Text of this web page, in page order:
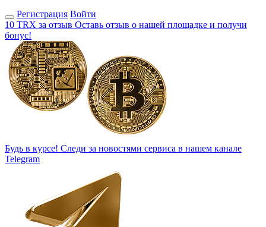
Регистрация Войти
10 TRX за отзыв Оставь отзыв о нашей площадке и получи
бонус!
Будь в курсе! Следи за новостями сервиса в нашем канале
Telegram